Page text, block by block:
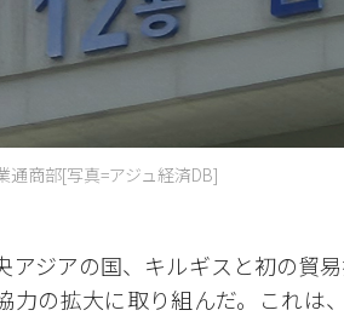
通商部[写真=アジュ経済DB]
アジアの国、キルギスと初の貿
力の拡大に取り組んだ。これは